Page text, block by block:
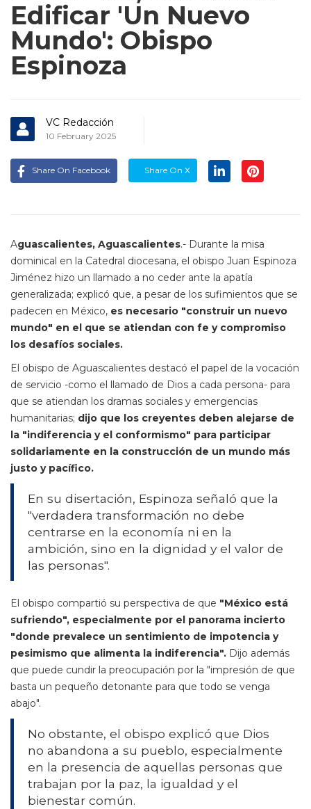
Edificar 'un Nuevo
Mundo': Obispo
Espinoza
VC Redacción
10 February 2025
Share On Facebook Share On X
Aguascalientes, Aguascalientes.- Durante la misa
dominical en la Catedral diocesana, el obispo Juan Espinoza
Jiménez hizo un llamado a no ceder ante la apatía
generalizada; explicó que, a pesar de los sufimientos que se
padecen en México, es necesario "construir un nuevo
mundo" en el que se atiendan con fe y compromiso
los desafíos sociales.
El obispo de Aguascalientes destacó el papel de la vocación
de servicio -como el llamado de Dios a cada persona- para
que se atiendan los dramas sociales y emergencias
humanitarias; dijo que los creyentes deben alejarse de
la "indiferencia y el conformismo" para participar
solidariamente en la construcción de un mundo más
justo y pacífico.
En su disertación, Espinoza señaló que la
"verdadera transformación no debe
centrarse en la economía ni en la
ambición, sino en la dignidad y el valor de
las personas".
El obispo compartió su perspectiva de que "México está
sufriendo", especialmente por el panorama incierto
"donde prevalece un sentimiento de impotencia y
pesimismo que alimenta la indiferencia". Dijo además
que puede cundir la preocupación por la "impresión de que
basta un pequeño detonante para que todo se venga
abajo".
No obstante, el obispo explicó que Dios
no abandona a su pueblo, especialmente
en la presencia de aquellas personas que
trabajan por la paz, la igualdad y el
bienestar común.